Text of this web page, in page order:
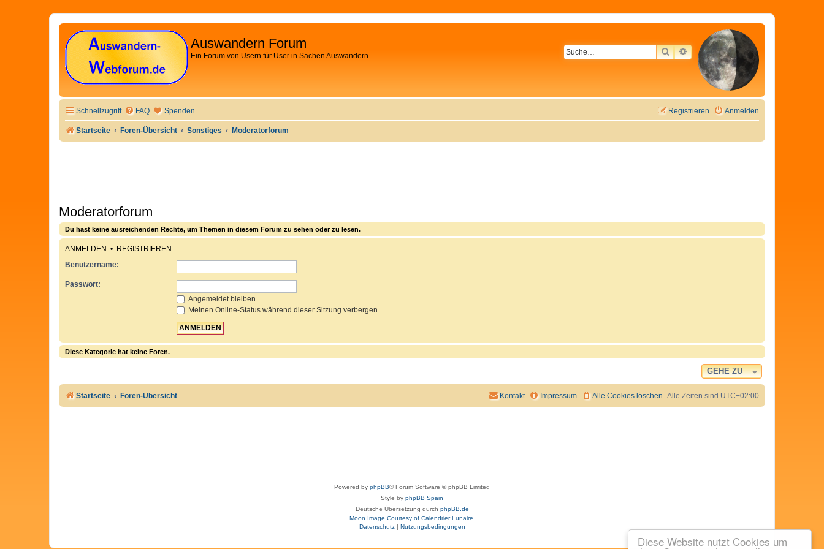
Diese Website nutzt Cookies um
Auswandern Forum
Ein Forum von Usern für User in Sachen Auswandern SUCHEERWEITERTE SUCHE
Schnellzugriff FAQ Spenden Anmelden
Registrieren
Startseite Foren-Übersicht Sonstiges Moderatorforum
Moderatorforum
Du hast keine ausreichenden Rechte, um Themen in diesem Forum zu sehen oder zu lesen.
ANMELDEN • REGISTRIEREN
Benutzername:
Passwort:
Angemeldet bleiben
Meinen Online-Status während dieser Sitzung verbergen
Diese Kategorie hat keine Foren.
GEHE ZU
Startseite Foren-Übersicht Alle Zeiten sind UTC+02:00
Alle Cookies löschen
Impressum
Kontakt
Powered by phpBB® Forum Software © phpBB Limited
Style by phpBB Spain
Deutsche Übersetzung durch phpBB.de
Moon Image Courtesy of Calendrier Lunaire.
Datenschutz| Nutzungsbedingungen